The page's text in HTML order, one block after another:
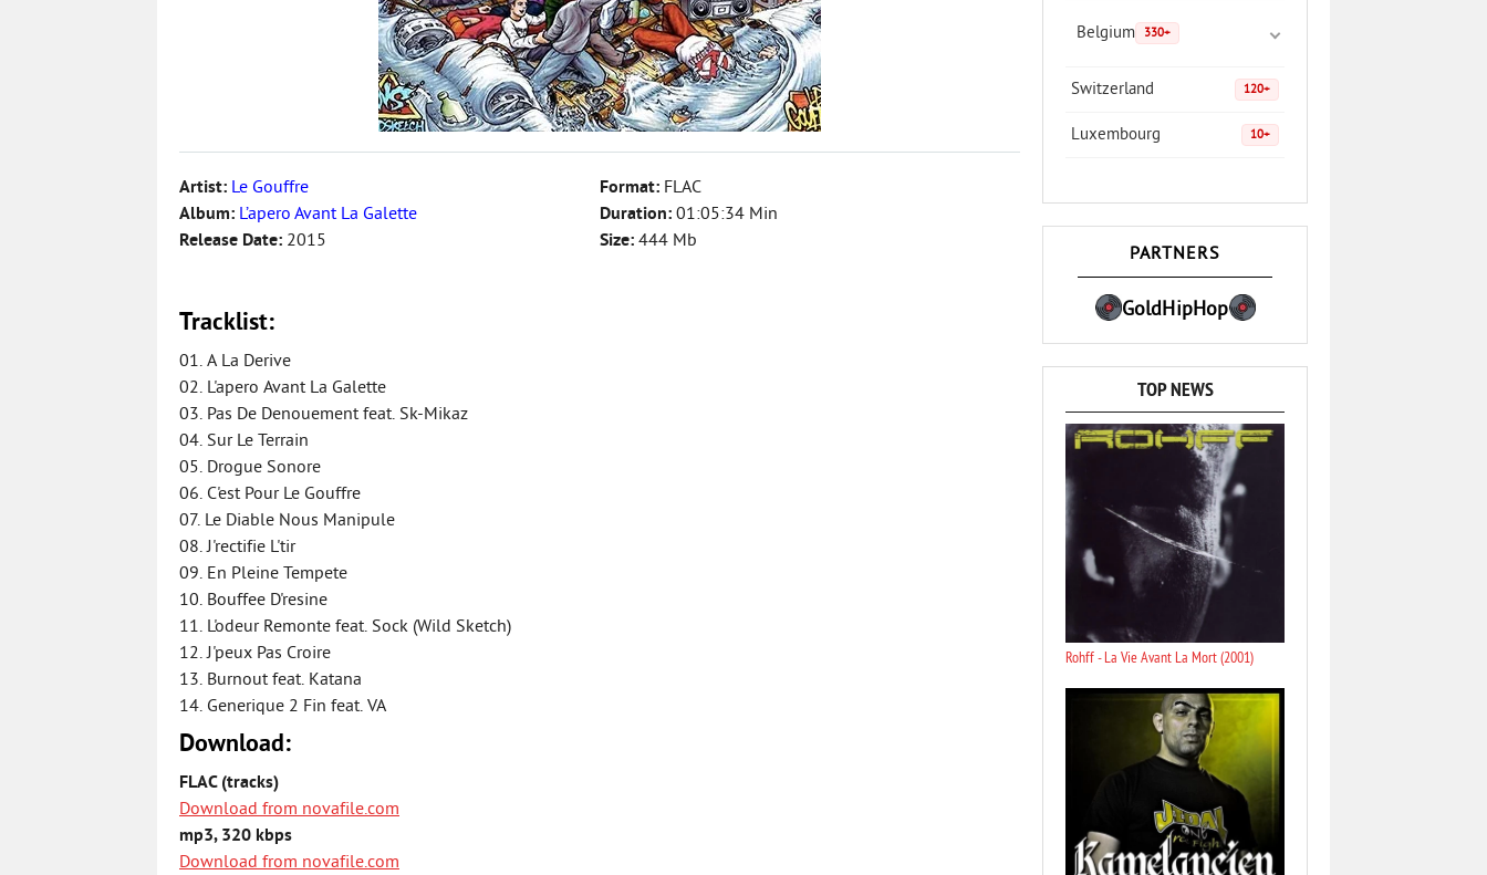
Artist: Le Gouffre
Album: L’apero Avant La Galette
Release Date: 2015
Format: FLAC
Duration: 01:05:34 Min
Size: 444 Mb
Tracklist:
01. A La Derive
02. L'apero Avant La Galette
03. Pas De Denouement feat. Sk-Mikaz
04. Sur Le Terrain
05. Drogue Sonore
06. C'est Pour Le Gouffre
07. Le Diable Nous Manipule
08. J'rectifie L'tir
09. En Pleine Tempete
10. Bouffee D'resine
11. L'odeur Remonte feat. Sock (Wild Sketch)
12. J'peux Pas Croire
13. Burnout feat. Katana
14. Generique 2 Fin feat. VA
Download:
FLAC (tracks)
Download from novafile.com
mp3, 320 kbps
Download from novafile.com
Belgium 330+
Switzerland 120+
Luxembourg 10+
PARTNERS
GoldHipHop
TOP NEWS
Rohff - La Vie Avant La Mort (2001)